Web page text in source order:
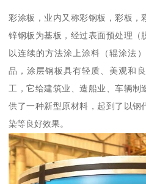
彩涂板，业内又称彩钢板，彩板，
锌钢板为基板，经过表面预处理（
以连续的方法涂上涂料（辊涂法
品，涂层钢板具有轻质、美观和
工，它给建筑业、造船业、车辆制
供了一种新型原材料，起到了以钢
染等良好效果。